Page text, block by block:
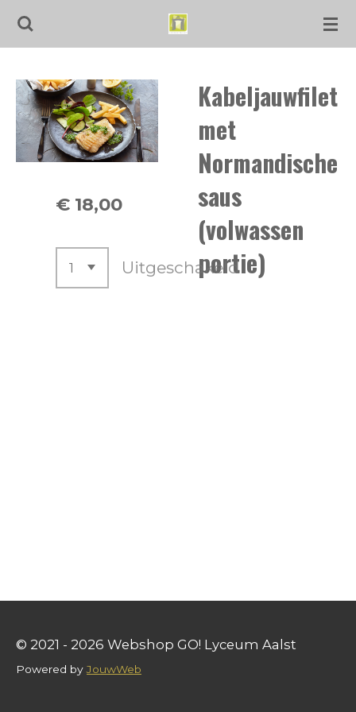
Ga
de
hoofdinhoud
Kabeljauwfilet
met
Normandische
saus
(volwassen
portie)
€ 18,00
Uitgeschakeld
© 2021 - 2026 Webshop GO! Lyceum Aalst
Powered byJouwWeb